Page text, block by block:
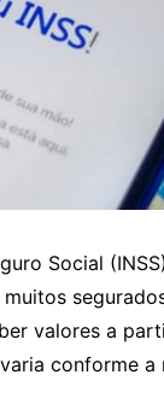
Social
valores a
conforme a